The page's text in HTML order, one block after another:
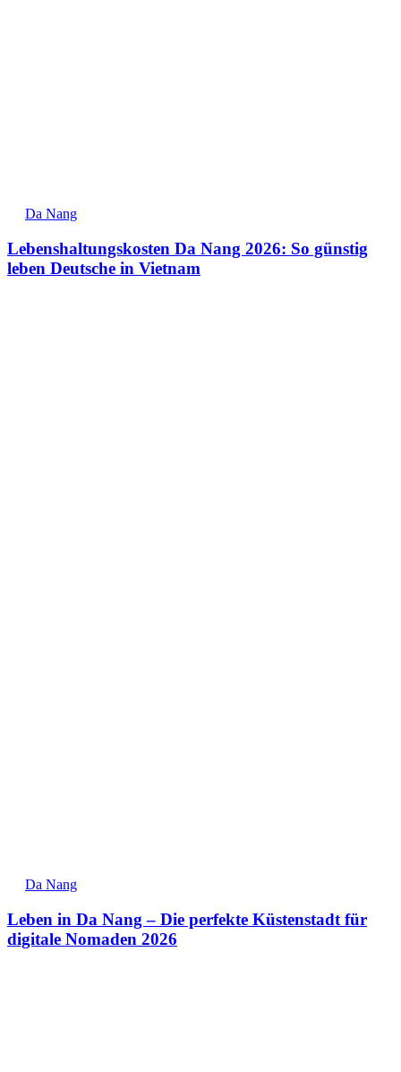
Da Nang
Lebenshaltungskosten Da Nang 2026: So günstig
leben Deutsche in Vietnam
Da Nang
Leben in Da Nang – Die perfekte Küstenstadt für
digitale Nomaden 2026